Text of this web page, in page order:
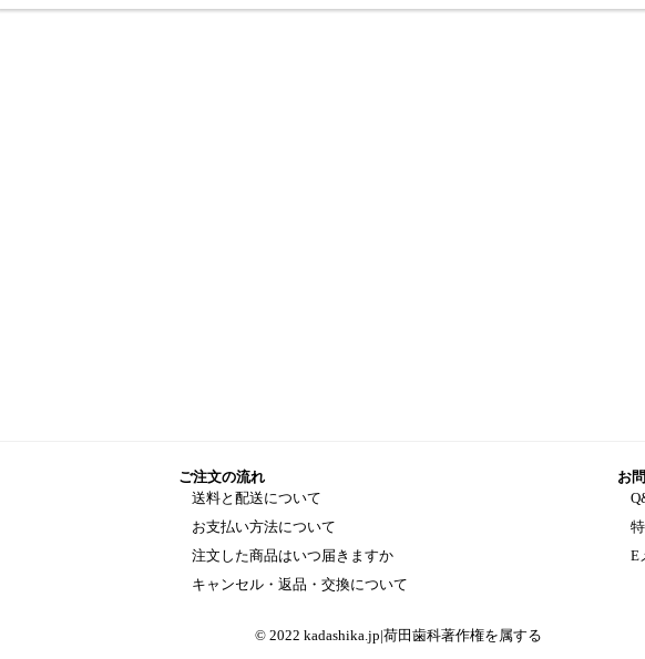
ご注文の流れ
送料と配送について
お支払い方法について
注文した商品はいつ届きますか
キャンセル・返品・交換について
お
E
© 2022 kadashika.jp|荷田歯科著作権を属する